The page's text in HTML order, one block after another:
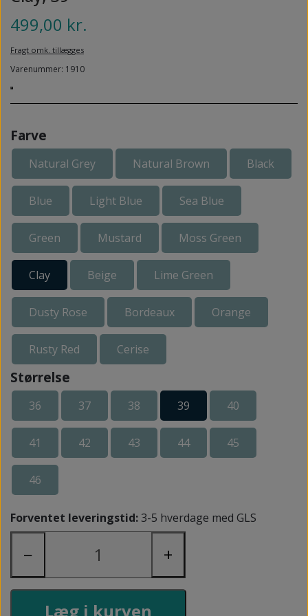
VABLER
REVAMIL
499,00 kr.
Fragt omk. tillægges
Varenummer: 1910
Farve
Natural Grey Natural Brown Black
Blue Light Blue Sea Blue
Green Mustard Moss Green
Clay Beige Lime Green
Dusty Rose Bordeaux Orange
Rusty Red Cerise
Størrelse
36 37 38 39 40
41 42 43 44 45
46
Forventet leveringstid:3-5 hverdage med GLS
− +
Læg i kurven